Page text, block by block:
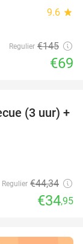
9.6 star
Regulier €145
€69
21%
(3 uur) +
Regulier €44,34
€34,95